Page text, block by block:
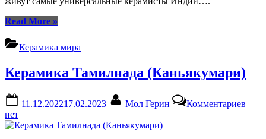
Read More“Керамика
»
Керамика мира
Керамика Тамилнада (Каньякумари)
on
11.12.202217.02.2023 Мол Герин Комментариев
нет